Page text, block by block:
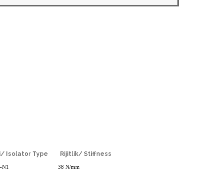
N1 38 N/mm
Isolator Type Rijitlik/ Stiffness